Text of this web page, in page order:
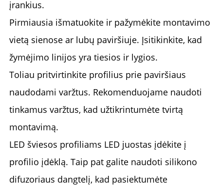
įrankius.
Pirmiausia išmatuokite ir pažymėkite montavimo
vietą sienose ar lubų paviršiuje. Įsitikinkite, kad
žymėjimo linijos yra tiesios ir lygios.
Toliau pritvirtinkite profilius prie paviršiaus
naudodami varžtus. Rekomenduojame naudoti
tinkamus varžtus, kad užtikrintumėte tvirtą
montavimą.
LED šviesos profiliams LED juostas įdėkite į
profilio įdėklą. Taip pat galite naudoti silikono
difuzoriaus dangtelį, kad pasiektumėte